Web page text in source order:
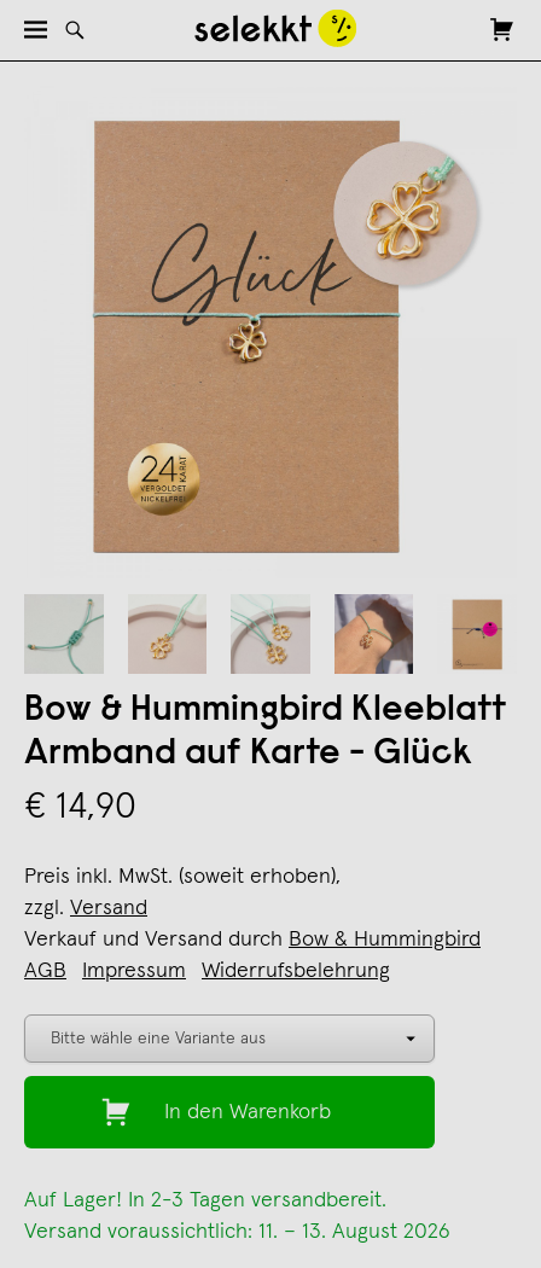
Bow & Hummingbird Kleeblatt
Armband auf Karte - Glück
€ 14,90
Preis inkl. MwSt. (soweit erhoben),
zzgl. Versand
Verkauf und Versand durch Bow & Hummingbird
AGB
Impressum Widerrufsbelehrung
In den Warenkorb
Auf Lager! In 2-3 Tagen versandbereit.
Versand voraussichtlich: 11. – 13. August 2026